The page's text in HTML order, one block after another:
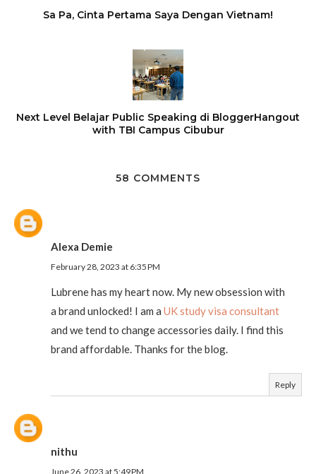
Sa Pa, Cinta Pertama Saya Dengan Vietnam!
Next Level Belajar Public Speaking di BloggerHangout
with TBI Campus Cibubur
58 COMMENTS
Alexa Demie
February 28, 2023 at 6:35 PM
Lubrene has my heart now. My new obsession with
a brand unlocked! I am a UK study visa consultant
and we tend to change accessories daily. I find this
brand affordable. Thanks for the blog.
Reply
nithu
June 26, 2023 at 5:49 PM